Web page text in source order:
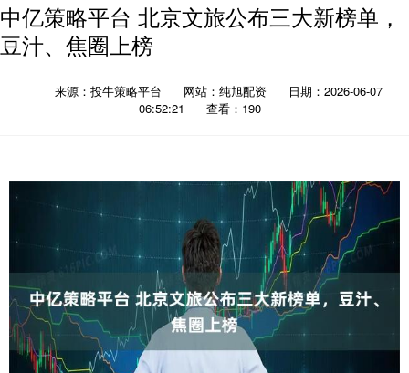
中亿策略平台 北京文旅公布三大新榜单，
豆汁、焦圈上榜
来源：投牛策略平台 网站：纯旭配资
日期：2026-06-07
06:52:21
查看：190